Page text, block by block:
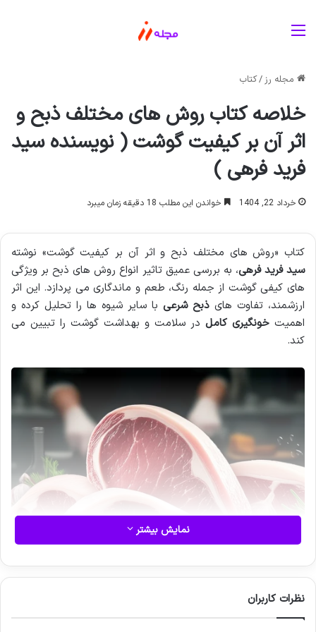
مجله رز/کتاب
خلاصه کتاب روش های مختلف ذبح و
اثر آن بر کیفیت گوشت ( نویسنده سید
فرید فرهی )
خرداد 22, 1404 خواندن این مطلب 18 دقیقه زمان میبرد
کتاب «روش های مختلف ذبح و اثر آن بر کیفیت گوشت» نوشته
سید فرید فرهی، به بررسی عمیق تاثیر انواع روش های ذبح بر ویژگی
های کیفی گوشت از جمله رنگ، طعم و ماندگاری می پردازد. این اثر
ارزشمند، تفاوت های ذبح شرعی با سایر شیوه ها را تحلیل کرده و
اهمیت خونگیری کامل در سلامت و بهداشت گوشت را تبیین می
کند.
نمایش بیشتر
نظرات کاربران